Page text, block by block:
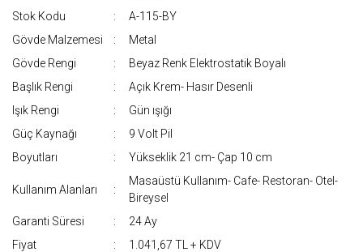
Stok Kodu
A-115-BY
Gövde Malzemesi
Metal
Gövde Rengi
Beyaz Renk Elektrostatik Boyalı
Başlık Rengi
Açık Krem- Hasır Desenli
Işık Rengi
Gün ışığı
Güç Kaynağı
9 Volt Pil
Boyutları
Yükseklik 21 cm- Çap 10 cm
Kullanım Alanları
Masaüstü Kullanım- Cafe- Restoran- Otel-
Bireysel
Garanti Süresi
24 Ay
Fiyat
1.041,67 TL + KDV